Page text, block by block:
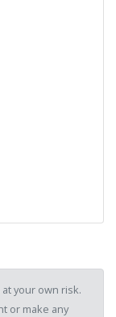
your own risk.
or make any